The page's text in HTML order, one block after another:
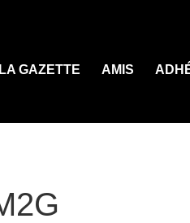
LA GAZETTE AMIS